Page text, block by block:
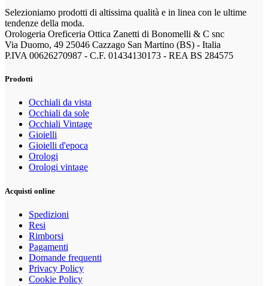
Selezioniamo prodotti di altissima qualità e in linea con le ultime
tendenze della moda.
Orologeria Oreficeria Ottica Zanetti di Bonomelli & C snc
Via Duomo, 49 25046 Cazzago San Martino (BS) - Italia
P.IVA 00626270987 - C.F. 01434130173 - REA BS 284575
Prodotti
Occhiali da vista
Occhiali da sole
Occhiali Vintage
Gioielli
Gioielli d'epoca
Orologi
Orologi vintage
Acquisti online
Spedizioni
Resi
Rimborsi
Pagamenti
Domande frequenti
Privacy Policy
Cookie Policy